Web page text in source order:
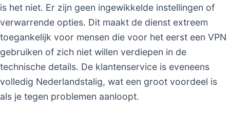
is het niet. Er zijn geen ingewikkelde instellingen of
verwarrende opties. Dit maakt de dienst extreem
toegankelijk voor mensen die voor het eerst een VPN
gebruiken of zich niet willen verdiepen in de
technische details. De klantenservice is eveneens
volledig Nederlandstalig, wat een groot voordeel is
als je tegen problemen aanloopt.